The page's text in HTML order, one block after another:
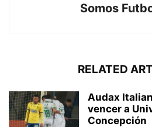
Somos
RELATED
Audax
vencer a
Concepción